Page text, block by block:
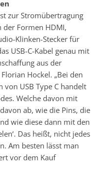
zur Stromübertragung
der Formen HDMI,
Klinken-Stecker für
USB-C-Kabel genau mit
aus der
Hockel. „Bei den
USB Type C handelt
Welche davon mit
ab, wie die Pins, die
wie diese dann mit den
Das heißt, nicht jedes
Am besten lässt man
vor dem Kauf